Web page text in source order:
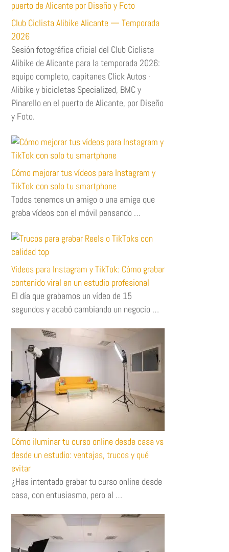
Club Ciclista Alibike Alicante — Temporada
2026
Sesión fotográfica oficial del Club Ciclista
Alibike de Alicante para la temporada 2026:
equipo completo, capitanes Click Autos ·
Alibike y bicicletas Specialized, BMC y
Pinarello en el puerto de Alicante, por Diseño
y Foto.
Cómo mejorar tus vídeos para Instagram y
TikTok con solo tu smartphone
Todos tenemos un amigo o una amiga que
graba vídeos con el móvil pensando …
Vídeos para Instagram y TikTok: Cómo grabar
contenido viral en un estudio profesional
El día que grabamos un vídeo de 15
segundos y acabó cambiando un negocio …
Cómo iluminar tu curso online desde casa vs
desde un estudio: ventajas, trucos y qué
evitar
¿Has intentado grabar tu curso online desde
casa, con entusiasmo, pero al …